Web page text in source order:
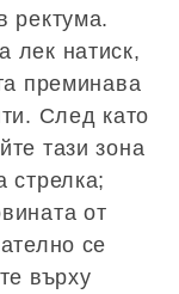
ректума.
лек натиск,
преминава
След като
тази зона
стрелка;
от
се
върху